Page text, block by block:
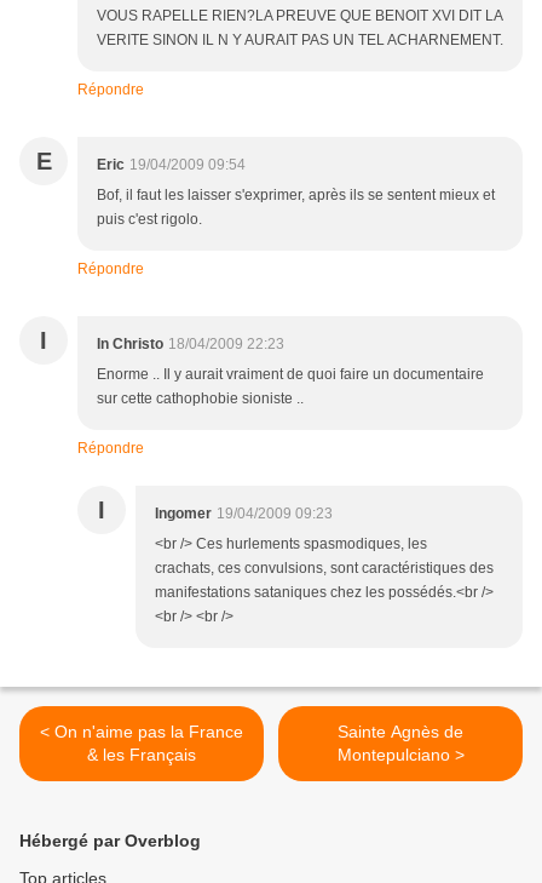
VOUS RAPELLE RIEN?LA PREUVE QUE BENOIT XVI DIT LA
VERITE SINON IL N Y AURAIT PAS UN TEL ACHARNEMENT.
Répondre
E Eric 19/04/2009 09:54
Bof, il faut les laisser s'exprimer, après ils se sentent mieux et
puis c'est rigolo.
Répondre
I In Christo 18/04/2009 22:23
Enorme .. Il y aurait vraiment de quoi faire un documentaire
sur cette cathophobie sioniste ..
Répondre
I Ingomer 19/04/2009 09:23
<br /> Ces hurlements spasmodiques, les
crachats, ces convulsions, sont caractéristiques des
manifestations sataniques chez les possédés.<br />
<br /> <br />
< On n'aime pas la France
& les Français
Sainte Agnès de
Montepulciano >
Hébergé par Overblog
Top articles